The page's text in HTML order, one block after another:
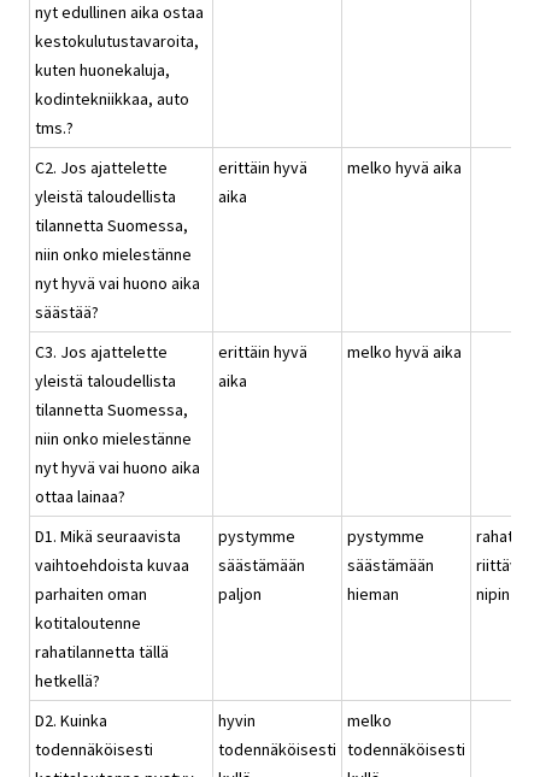
nyt edullinen aika ostaa
kestokulutustavaroita,
kuten huonekaluja,
kodintekniikkaa, auto
tms.?
C2. Jos ajattelette
yleistä taloudellista
tilannetta Suomessa,
niin onko mielestänne
nyt hyvä vai huono aika
säästää?
erittäin hyvä
aika
melko hyvä aika
C3. Jos ajattelette
yleistä taloudellista
tilannetta Suomessa,
niin onko mielestänne
nyt hyvä vai huono aika
ottaa lainaa?
erittäin hyvä
aika
melko hyvä aika
D1. Mikä seuraavista
vaihtoehdoista kuvaa
parhaiten oman
kotitaloutenne
rahatilannetta tällä
hetkellä?
pystymme
säästämään
paljon
pystymme
säästämään
hieman
rahat
riittävät
nipin
D2. Kuinka
todennäköisesti
hyvin
todennäköisesti
melko
todennäköisesti